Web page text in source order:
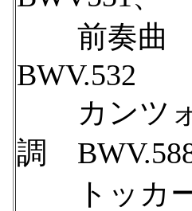
前奏曲
BWV.532
カンツ
調
トッカー